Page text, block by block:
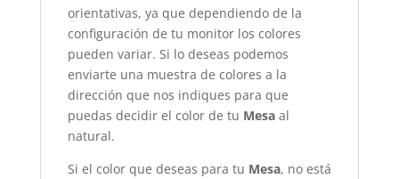
orientativas, ya que dependiendo de la
configuración de tu monitor los colores
pueden variar. Si lo deseas podemos
enviarte una muestra de colores a la
dirección que nos indiques para que
puedas decidir el color de tu Mesaal
natural.
Si el color que deseas para tu Mesa, no está